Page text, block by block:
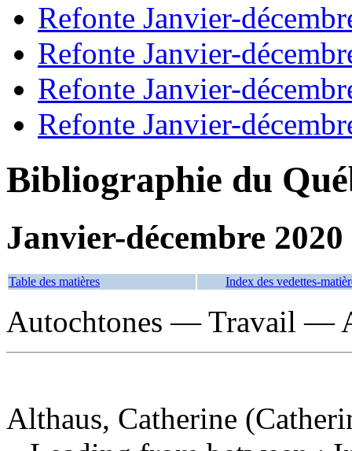
Refonte Janvier-
Refonte Janvier-
Refonte Janvier-
Refonte Janvier-
Bibliographie du
Janvier-décembre 2020
Table des matières Index des vedettes-
Autochtones — Travail —
Althaus, Catherine